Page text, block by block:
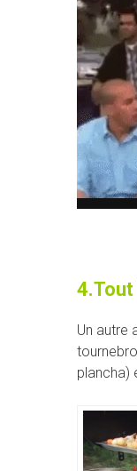
Un autre
plancha)